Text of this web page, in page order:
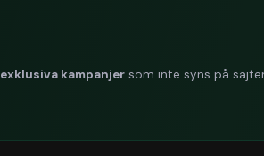
exklusiva kampanjer som inte syns på